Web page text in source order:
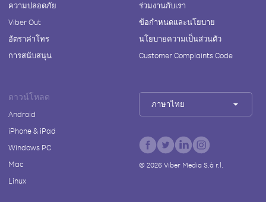
ความปลอดภัย
Viber Out
อัตราค่าโทร
การสนับสนุน
ร่วมงานกับเรา
ข้อกำหนดและนโยบาย
นโยบายความเป็นส่วนตัว
Customer Complaints Code
ดาวน์โหลด
Android
iPhone & iPad
Windows PC
Mac
Linux
ภาษาไทย
© 2026Viber Media S.à r.l.